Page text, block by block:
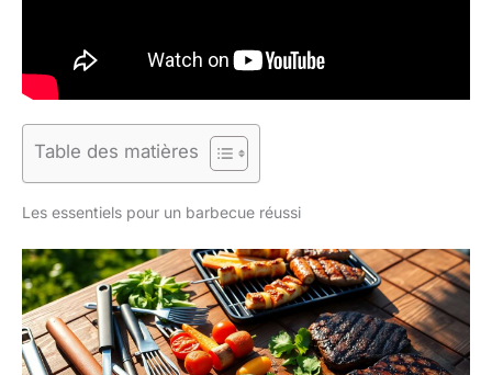
Table des matières
Les essentiels pour un barbecue réussi